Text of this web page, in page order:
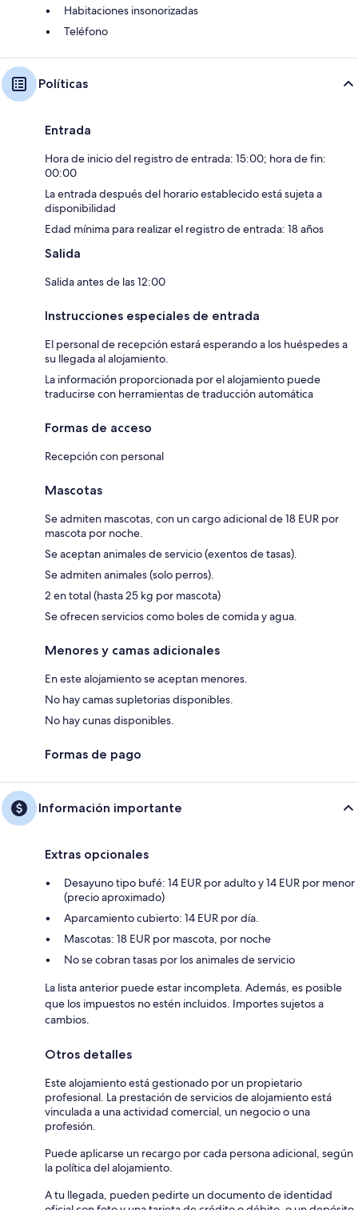
Habitaciones insonorizadas
Teléfono
Políticas
Entrada
Hora de inicio del registro de entrada: 15:00; hora de fin:
00:00
La entrada después del horario establecido está sujeta a
disponibilidad
Edad mínima para realizar el registro de entrada: 18 años
Salida
Salida antes de las 12:00
Instrucciones especiales de entrada
El personal de recepción estará esperando a los huéspedes a
su llegada al alojamiento.
La información proporcionada por el alojamiento puede
traducirse con herramientas de traducción automática
Formas de acceso
Recepción con personal
Mascotas
Se admiten mascotas, con un cargo adicional de 18 EUR por
mascota por noche.
Se aceptan animales de servicio (exentos de tasas).
Se admiten animales (solo perros).
2 en total (hasta 25 kg por mascota)
Se ofrecen servicios como boles de comida y agua.
Menores y camas adicionales
En este alojamiento se aceptan menores.
No hay camas supletorias disponibles.
No hay cunas disponibles.
Formas de pago
Información importante
Extras opcionales
Desayuno tipo bufé: 14 EUR por adulto y 14 EUR por menor
(precio aproximado)
Aparcamiento cubierto: 14 EUR por día.
Mascotas: 18 EUR por mascota, por noche
No se cobran tasas por los animales de servicio
La lista anterior puede estar incompleta. Además, es posible
que los impuestos no estén incluidos. Importes sujetos a
cambios.
Otros detalles
Este alojamiento está gestionado por un propietario
profesional. La prestación de servicios de alojamiento está
vinculada a una actividad comercial, un negocio o una
profesión.
Puede aplicarse un recargo por cada persona adicional, según
la política del alojamiento.
A tu llegada, pueden pedirte un documento de identidad